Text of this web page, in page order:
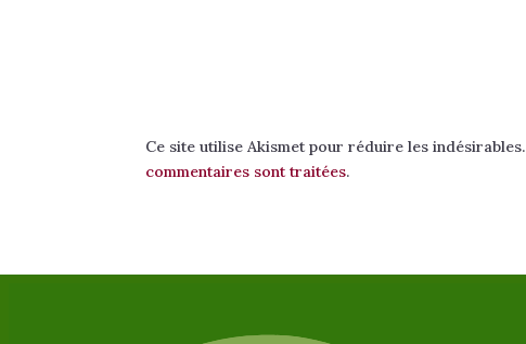
Ce site utilise Akismet pour réduire les indésirables.
commentaires sont traitées.